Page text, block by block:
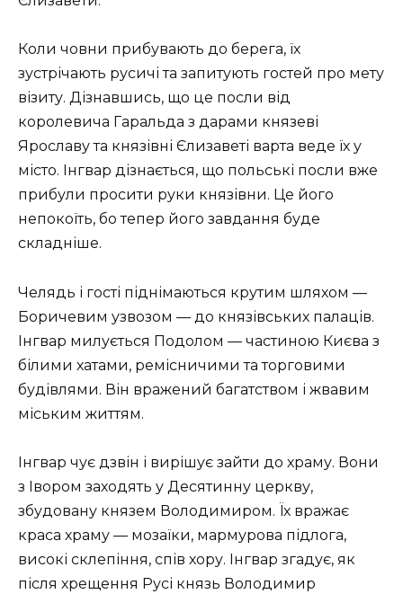
Коли човни прибувають до берега, їх
зустрічають русичі та запитують гостей про мету
візиту. Дізнавшись, що це посли від
королевича Гаральда з дарами князеві
Ярославу та князівні Єлизаветі варта веде їх у
місто. Інгвар дізнається, що польські посли вже
прибули просити руки князівни. Це його
непокоїть, бо тепер його завдання буде
складніше.
Челядь і гості піднімаються крутим шляхом —
Боричевим узвозом — до князівських палаців.
Інгвар милується Подолом — частиною Києва з
білими хатами, ремісничими та торговими
будівлями. Він вражений багатством і жвавим
міським життям.
Інгвар чує дзвін і вирішує зайти до храму. Вони
з Івором заходять у Десятинну церкву,
збудовану князем Володимиром. Їх вражає
краса храму — мозаїки, мармурова підлога,
високі склепіння, спів хору. Інгвар згадує, як
після хрещення Русі князь Володимир